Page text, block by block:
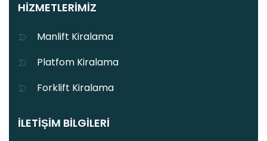
HIZMETLERIMIZ
Manlift Kiralama
Platfom Kiralama
Forklift Kiralama
İLETIŞIM BILGILERI